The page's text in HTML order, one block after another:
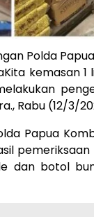
Polda
kemasan
Rabu (12/3/
Papua
dan botol